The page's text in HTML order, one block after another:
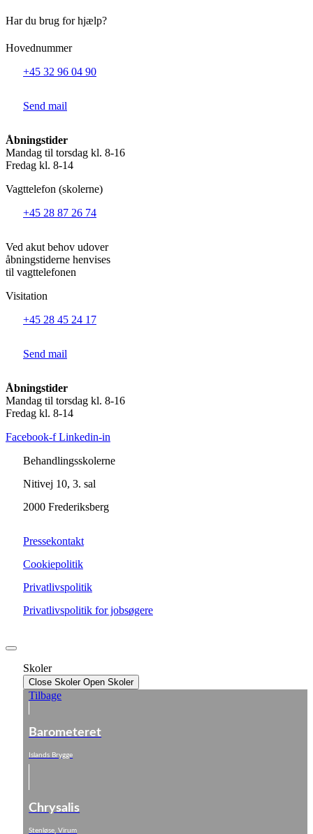
Har du brug for hjælp?
Hovednummer
+45 32 96 04 90
Send mail
Åbningstider
Mandag til torsdag kl. 8-16
Fredag kl. 8-14
Vagttelefon (skolerne)
+45 28 87 26 74
Ved akut behov udover
åbningstiderne henvises
til vagttelefonen
Visitation
+45 28 45 24 17
Send mail
Åbningstider
Mandag til torsdag kl. 8-16
Fredag kl. 8-14
Facebook-f Linkedin-in
Behandlingsskolerne
Nitivej 10, 3. sal
2000 Frederiksberg
Pressekontakt
Cookiepolitik
Privatlivspolitik
Privatlivspolitik for jobsøgere
Skoler
Close Skoler Open Skoler
Tilbage
Barometeret
Islands Brygge
Chrysalis
Stenløse, Virum